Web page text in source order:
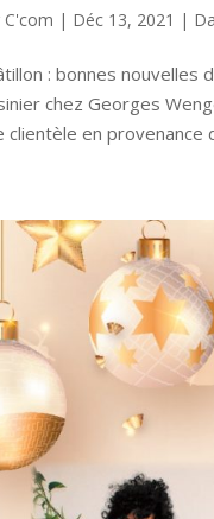
C'com | Déc 13, 2021 |
: bonnes nouvelles
chez Georges
clientèle en provenance